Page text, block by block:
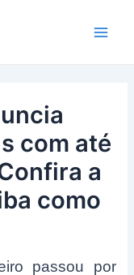
com até
a
como
passou por